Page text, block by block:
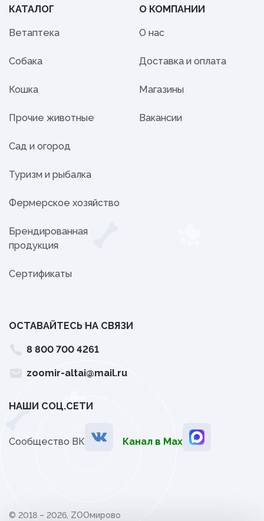
КАТАЛОГ
Ветаптека
Собака
Кошка
Прочие животные
Сад и огород
Туризм и рыбалка
Фермерское хозяйство
Брендированная
продукция
Сертификаты
О КОМПАНИИ
О нас
Доставка и оплата
Магазины
Вакансии
ОСТАВАЙТЕСЬ НА СВЯЗИ
8 800 700 4261
zoomir-altai@mail.ru
НАШИ СОЦ.СЕТИ
Сообщество ВК Канал в Мах
© 2018 – 2026, ZOOмирово